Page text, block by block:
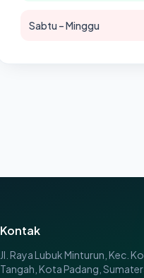
Sabtu – Minggu
Kontak
Jl. Raya Lubuk Minturun, Kec.
Tangah, Kota Padang,